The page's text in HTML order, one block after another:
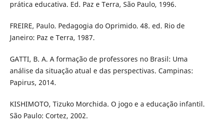
prática educativa. Ed. Paz e Terra, São Paulo, 1996.
FREIRE, Paulo. Pedagogia do Oprimido. 48. ed. Rio de
Janeiro: Paz e Terra, 1987.
GATTI, B. A. A formação de professores no Brasil: Uma
análise da situação atual e das perspectivas. Campinas:
Papirus, 2014.
KISHIMOTO, Tizuko Morchida. O jogo e a educação infantil.
São Paulo: Cortez, 2002.